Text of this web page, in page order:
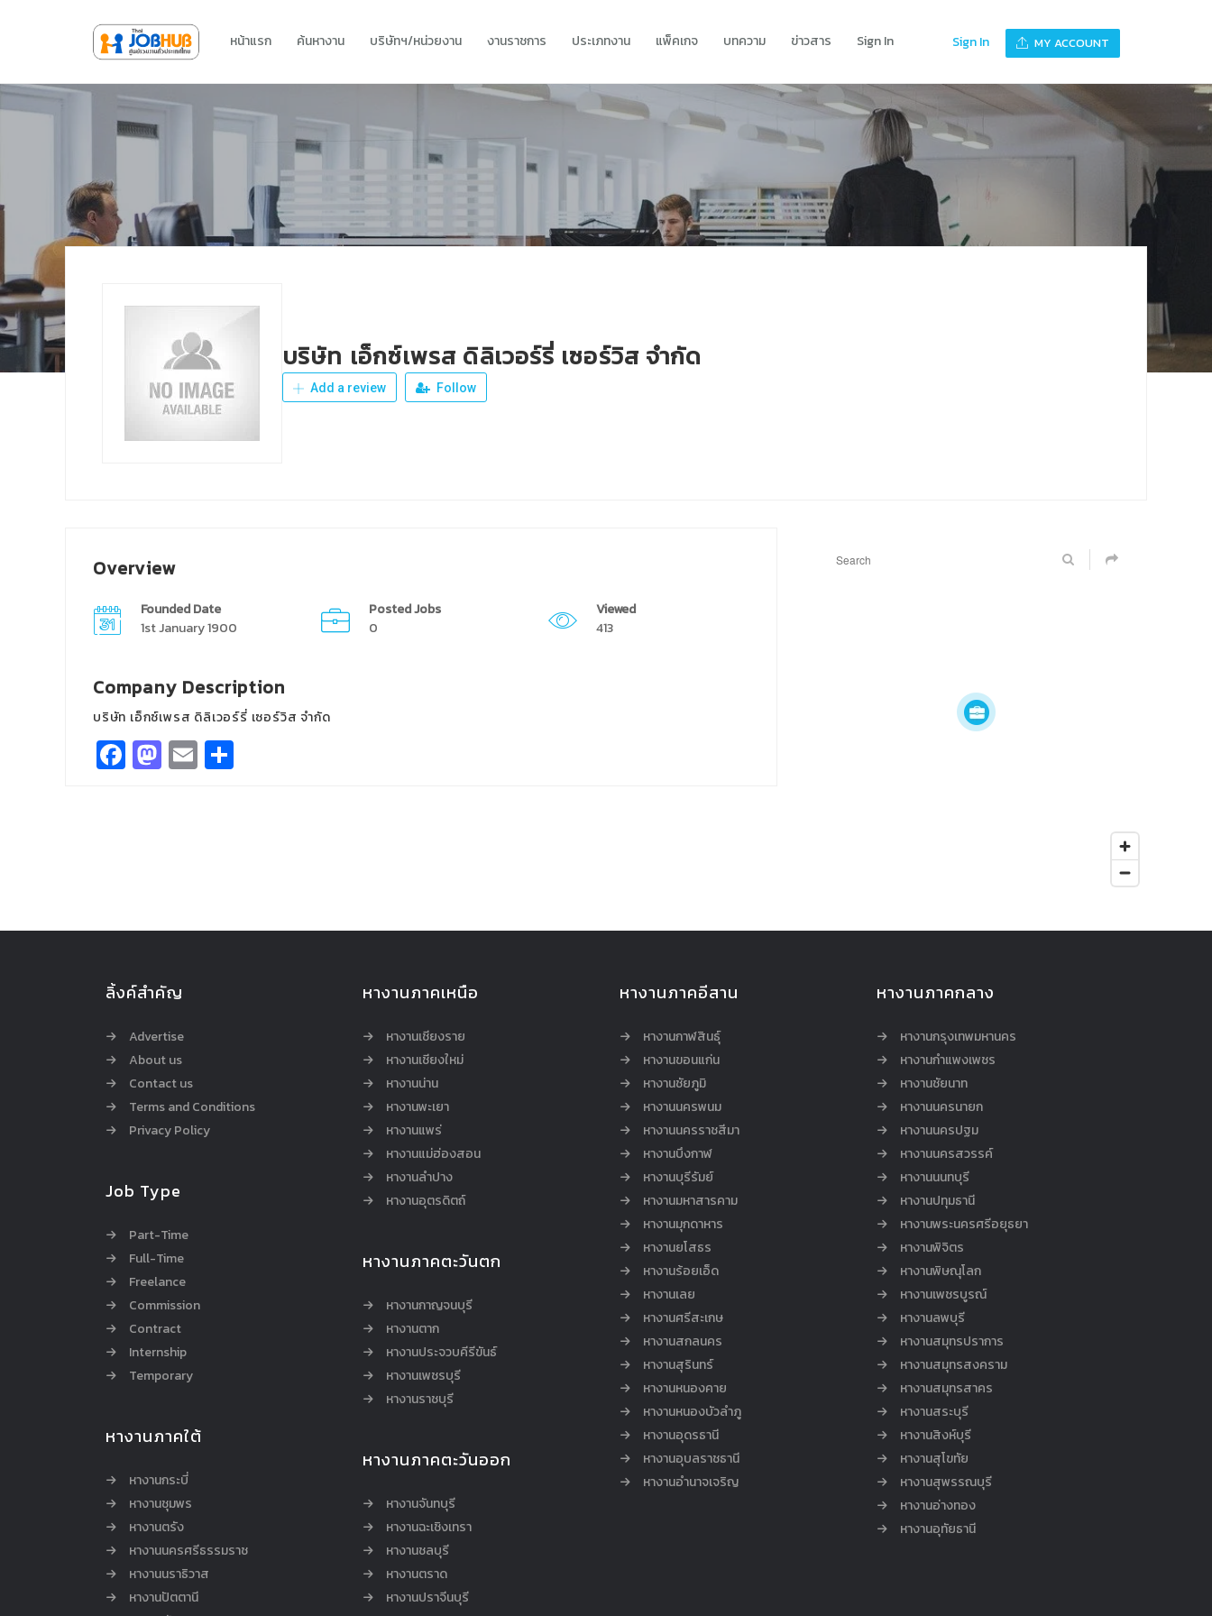
หน้าแรก ค้นหางาน บริษัทฯ/หน่วยงาน งานราชการ ประเภทงาน แพ็คเกจ บทความ ข่าวสาร Sign In Sign In MY ACCOUNT
บริษัท เอ็กซ์เพรส ดิลิเวอร์รี่ เซอร์วิส จำกัด
Add a review Follow
Overview
Founded Date
1st January 1900
Posted Jobs
0
Viewed
413
Company Description
บริษัท เอ็กซ์เพรส ดิลิเวอร์รี่ เซอร์วิส จำกัด
Facebook
Mastodon
Email
ลิ้งค์สำคัญ
Advertise
About us
Contact us
Terms and Conditions
Privacy Policy
Job Type
Part-Time
Full-Time
Freelance
Commission
Contract
Internship
Temporary
หางานภาคใต้
หางานกระบี่
หางานชุมพร
หางานตรัง
หางานนครศรีธรรมราช
หางานนราธิวาส
หางานปัตตานี
หางานภาคเหนือ
หางานเชียงราย
หางานเชียงใหม่
หางานน่าน
หางานพะเยา
หางานแพร่
หางานแม่ฮ่องสอน
หางานลำปาง
หางานอุตรดิตถ์
หางานภาคตะวันตก
หางานกาญจนบุรี
หางานตาก
หางานประจวบคีรีขันธ์
หางานเพชรบุรี
หางานราชบุรี
หางานภาคตะวันออก
หางานจันทบุรี
หางานฉะเชิงเทรา
หางานชลบุรี
หางานตราด
หางานปราจีนบุรี
หางานภาคอีสาน
หางานกาฬสินธุ์
หางานขอนแก่น
หางานชัยภูมิ
หางานนครพนม
หางานนครราชสีมา
หางานบึงกาฬ
หางานบุรีรัมย์
หางานมหาสารคาม
หางานมุกดาหาร
หางานยโสธร
หางานร้อยเอ็ด
หางานเลย
หางานศรีสะเกษ
หางานสกลนคร
หางานสุรินทร์
หางานหนองคาย
หางานหนองบัวลำภู
หางานอุดรธานี
หางานอุบลราชธานี
หางานอำนาจเจริญ
หางานภาคกลาง
หางานกรุงเทพมหานคร
หางานกำแพงเพชร
หางานชัยนาท
หางานนครนายก
หางานนครปฐม
หางานนครสวรรค์
หางานนนทบุรี
หางานปทุมธานี
หางานพระนครศรีอยุธยา
หางานพิจิตร
หางานพิษณุโลก
หางานเพชรบูรณ์
หางานลพบุรี
หางานสมุทรปราการ
หางานสมุทรสงคราม
หางานสมุทรสาคร
หางานสระบุรี
หางานสิงห์บุรี
หางานสุโขทัย
หางานสุพรรณบุรี
หางานอ่างทอง
หางานอุทัยธานี